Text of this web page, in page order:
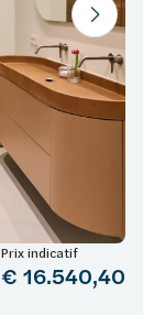
Prix indicatif
€ 16.540,40